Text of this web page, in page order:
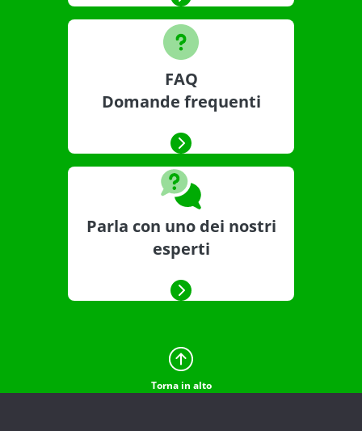
FAQ
Domande frequenti
Parla con uno dei nostri
esperti
Torna in alto